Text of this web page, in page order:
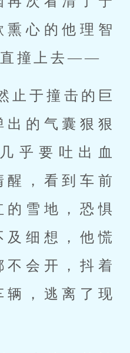
熏心的他理智
直撞上去——
止于撞击的巨
出的气囊狠狠
乎要吐出血
醒，看到车前
的雪地，恐惧
及细想，他慌
不会开，抖着
辆，逃离了现